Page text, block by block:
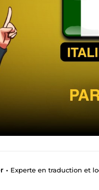
• Experte en traduction et